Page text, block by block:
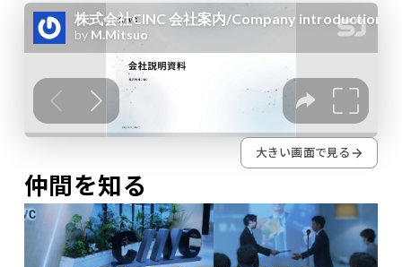
大きい画面で見る
仲間を知る